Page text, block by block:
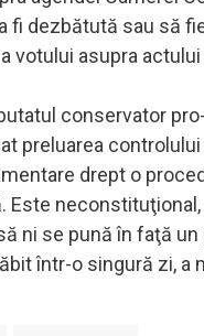
fi dezbătută sau să
votului asupra
conservator
preluarea
drept o
Este neconstituţional,
ni se pună în faţă
într-o singură zi, a